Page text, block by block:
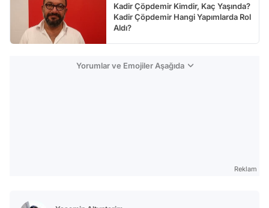
Kadir Çöpdemir Kimdir, Kaç Yaşında?
Kadir Çöpdemir Hangi Yapımlarda Rol
Aldı?
Yorumlar ve Emojiler Aşağıda
Reklam